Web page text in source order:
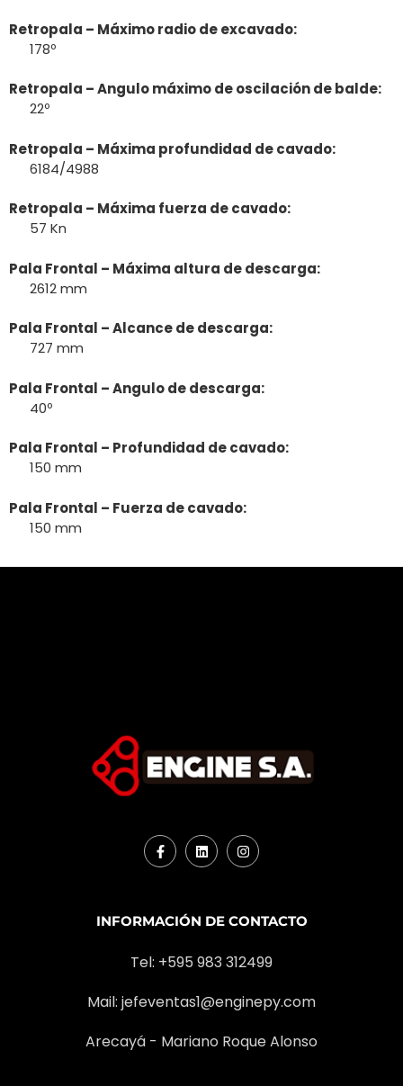
Retropala – Máximo radio de excavado:
178º
Retropala – Angulo máximo de oscilación de balde:
22º
Retropala – Máxima profundidad de cavado:
6184/4988
Retropala – Máxima fuerza de cavado:
57 Kn
Pala Frontal – Máxima altura de descarga:
2612 mm
Pala Frontal – Alcance de descarga:
727 mm
Pala Frontal – Angulo de descarga:
40º
Pala Frontal – Profundidad de cavado:
150 mm
Pala Frontal – Fuerza de cavado:
150 mm
INFORMACIÓN DE CONTACTO
Tel: +595 983 312499
Mail: jefeventas1@enginepy.com
Arecayá - Mariano Roque Alonso